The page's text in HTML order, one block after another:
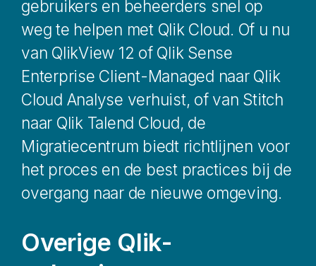
gebruikers en beheerders snel op
weg te helpen met Qlik Cloud. Of u nu
van QlikView 12 of Qlik Sense
Enterprise Client-Managed naar Qlik
Cloud Analyse verhuist, of van Stitch
naar Qlik Talend Cloud, de
Migratiecentrum biedt richtlijnen voor
het proces en de best practices bij de
overgang naar de nieuwe omgeving.
Overige Qlik-